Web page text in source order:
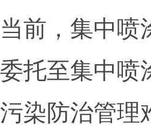
前，集中
托至集中喷
染防治管理